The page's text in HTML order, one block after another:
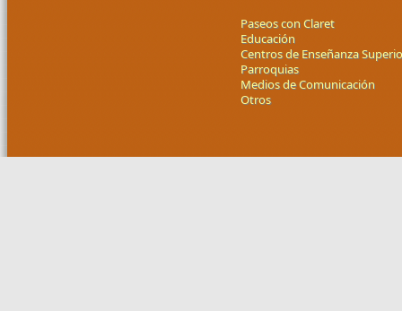
Paseos con Claret
Educación
Centros de Enseñanza
Parroquias
Medios de Comunicación
Otros